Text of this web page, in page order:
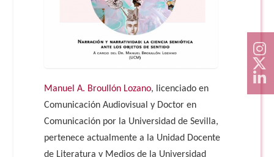
Manuel A. Broullón Lozano, licenciado en
Comunicación Audiovisual y Doctor en
Comunicación por la Universidad de Sevilla,
pertenece actualmente a la Unidad Docente
de Literatura y Medios de la Universidad